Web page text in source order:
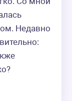
Недавно